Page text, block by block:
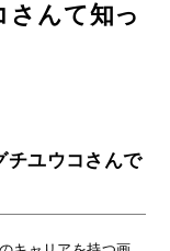
んて知っ
チユウコさんで